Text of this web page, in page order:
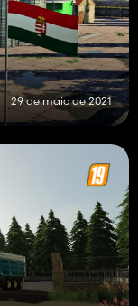
29 de maio de 2021